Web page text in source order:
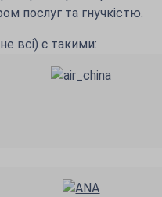
послуг та гнучкістю.
всі) є такими: